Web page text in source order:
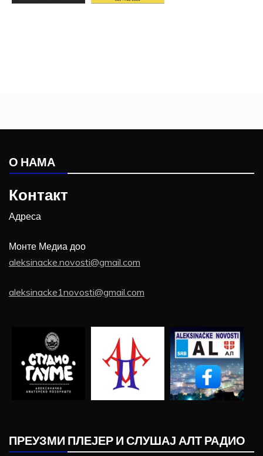
О НАМА
Контакт
Адреса
Монте Медиа доо
aleksinacke.novosti@gmail.com
aleksinacke1novosti@gmail.com
ПРЕУЗМИ ПЛЕЈЕР И СЛУШАЈ АЛТ РАДИО